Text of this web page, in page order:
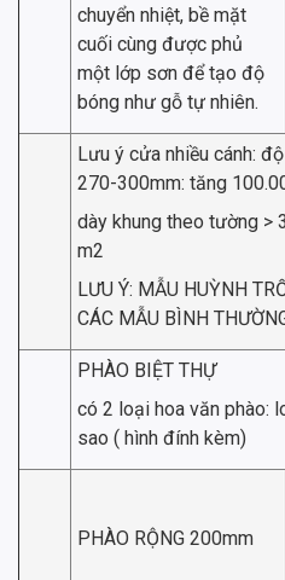
chuyển nhiệt, bề mặt
cuối cùng được phủ
một lớp sơn để tạo độ
bóng như gỗ tự nhiên.
Lưu ý cửa nhiều cánh:
270-300mm: tăng
dày khung theo tường >
m2
LƯU Ý: MẪU HUỲNH
CÁC MẪU BÌNH
PHÀO BIỆT THỰ
có 2 loại hoa văn phào:
sao ( hình đính kèm)
PHÀO RỘNG 200mm